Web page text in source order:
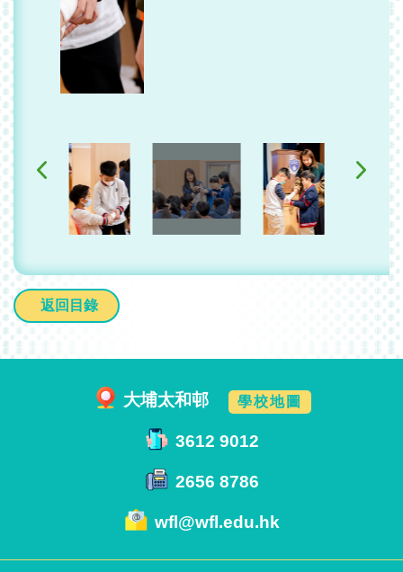
返回目錄
大埔太和邨 學校地圖
3612 9012
2656 8786
wfl@wfl.edu.hk